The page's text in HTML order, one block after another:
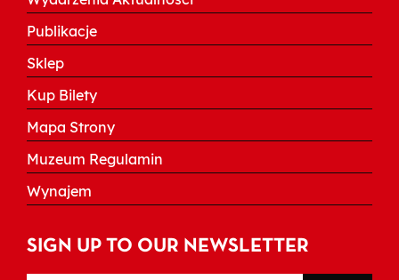
Publikacje
Sklep
Kup Bilety
Mapa Strony
Muzeum Regulamin
Wynajem
SIGN UP TO OUR NEWSLETTER